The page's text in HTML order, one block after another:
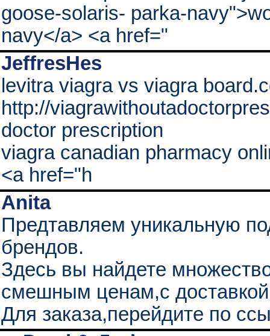
goose-solaris- parka-
navy</a> <a href="
JeffresHes
levitra viagra vs viagra
http://
doctor prescription
viagra canadian pharmacy
<a href="h
Anita
Предтавляем уникальную
брендов.
Здесь вы найдете
смешным ценам,с
Для заказа,перейдите по